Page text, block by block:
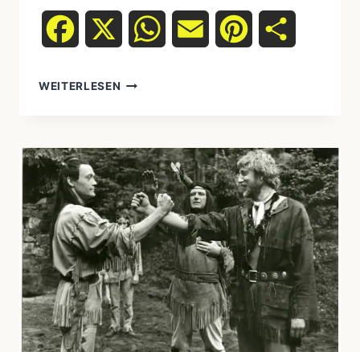
Facebook WhatsAppEmail Pinterest
WEITERLESEN
AMERICAN
FRAUEN
–
DIE
DIE
GESCHICHTE
VERÄNDERT
HABEN